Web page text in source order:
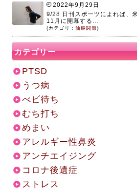
2022年9月29日
9/28 日刊スポーツによれば、
11月に開幕する...
(カテゴリ： 仙腸関節)
カテゴリー
PTSD
うつ病
べビ待ち
むち打ち
めまい
アレルギー性鼻炎
アンチエイジング
コロナ後遺症
ストレス